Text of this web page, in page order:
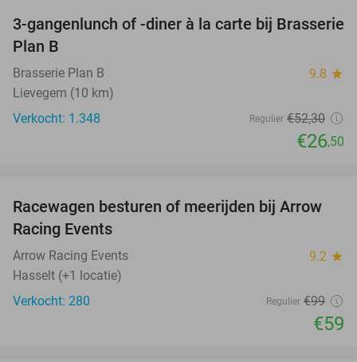
49%
3-gangenlunch of -diner à la carte bij Brasserie
Plan B
Brasserie Plan B 9.8 star
Lievegem (10 km)
Verkocht: 1.348
Regulier €52,30
€26,50
40%
Racewagen besturen of meerijden bij Arrow
Racing Events
Arrow Racing Events 9.2 star
Hasselt (+1 locatie)
Verkocht: 280
Regulier €99
€59